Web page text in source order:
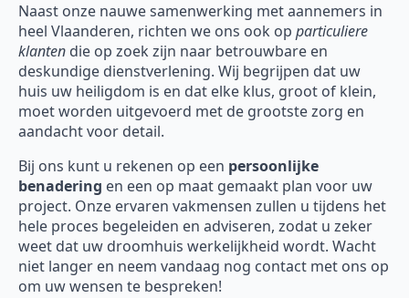
Naast onze nauwe samenwerking met aannemers in
heel Vlaanderen, richten we ons ook op particuliere
klanten die op zoek zijn naar betrouwbare en
deskundige dienstverlening. Wij begrijpen dat uw
huis uw heiligdom is en dat elke klus, groot of klein,
moet worden uitgevoerd met de grootste zorg en
aandacht voor detail.
Bij ons kunt u rekenen op een persoonlijke
benadering en een op maat gemaakt plan voor uw
project. Onze ervaren vakmensen zullen u tijdens het
hele proces begeleiden en adviseren, zodat u zeker
weet dat uw droomhuis werkelijkheid wordt. Wacht
niet langer en neem vandaag nog contact met ons op
om uw wensen te bespreken!